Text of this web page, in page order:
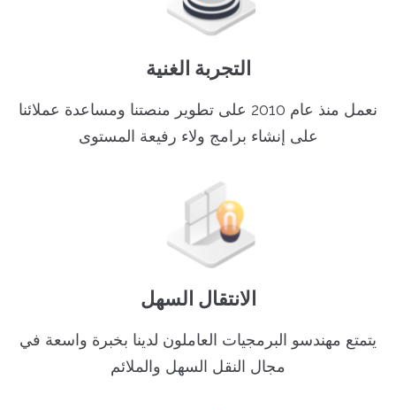
التجربة الغنية
نعمل منذ عام 2010 على تطوير منصتنا ومساعدة عملائنا
على إنشاء برامج ولاء رفيعة المستوى
الانتقال السهل
يتمتع مهندسو البرمجيات العاملون لدينا بخبرة واسعة في
مجال النقل السهل والملائم